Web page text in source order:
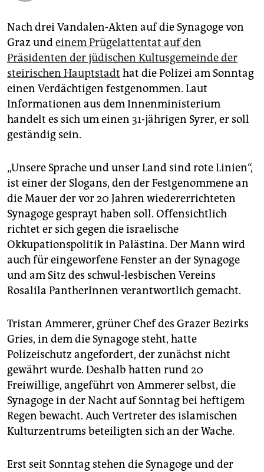
unterstützen
abo
genossenschaft
epaper login
Nach drei Vandalen-Akten auf die Synagoge von
Graz undeinem Prügelattentat auf den
Präsidenten der jüdischen Kultusgemeinde der
steirischen Hauptstadt hat die Polizei am Sonntag
einen Verdächtigen festgenommen. Laut
Informationen aus dem Innenministerium
handelt es sich um einen 31-jährigen Syrer, er soll
geständig sein.
„Unsere Sprache und unser Land sind rote Linien“,
ist einer der Slogans, den der Festgenommene an
die Mauer der vor 20 Jahren wiedererrichteten
Synagoge gesprayt haben soll. Offensichtlich
richtet er sich gegen die israelische
Okkupationspolitik in Palästina. Der Mann wird
auch für eingeworfene Fenster an der Synagoge
und am Sitz des schwul-lesbischen Vereins
Rosalila PantherInnen verantwortlich gemacht.
Tristan Ammerer, grüner Chef des Grazer Bezirks
Gries, in dem die Synagoge steht, hatte
Polizeischutz angefordert, der zunächst nicht
gewährt wurde. Deshalb hatten rund 20
Freiwillige, angeführt von Ammerer selbst, die
Synagoge in der Nacht auf Sonntag bei heftigem
Regen bewacht. Auch Vertreter des islamischen
Kulturzentrums beteiligten sich an der Wache.
Erst seit Sonntag stehen die Synagoge und der